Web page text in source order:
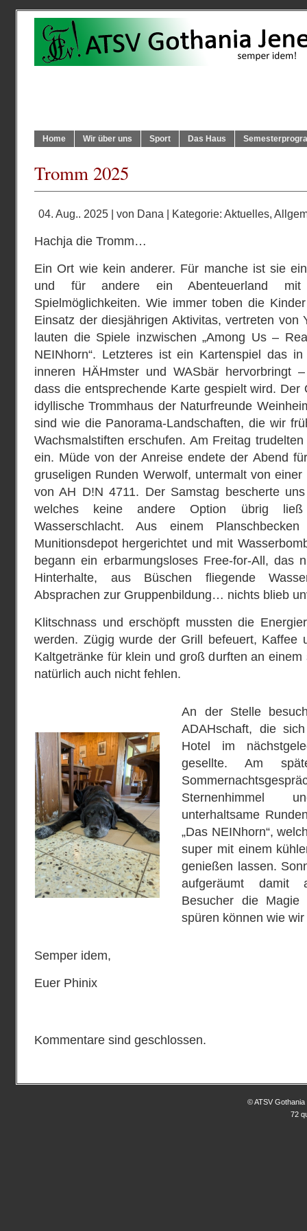
Home Wir über uns Sport Das Haus
Tromm 2025
04. Aug.. 2025 | von Dana | Kategorie: Aktuelles,
Hachja die Tromm…
Ein Ort wie kein anderer. Für manche ist sie
und für andere ein Abenteuerland mit
Spielmöglichkeiten. Wie immer toben die
Einsatz der diesjährigen Aktivitas, vertreten von
lauten die Spiele inzwischen „Among Us –
NEINhorn“. Letzteres ist ein Kartenspiel das
inneren HÄHmster und WASbär hervorbringt
dass die entsprechende Karte gespielt wird. Der
idyllische Trommhaus der Naturfreunde
sind wie die Panorama-Landschaften, die wir
Wachsmalstiften erschufen. Am Freitag
ein. Müde von der Anreise endete der Abend
gruseligen Runden Werwolf, untermalt von
von AH D!N 4711. Der Samstag bescherte
welches keine andere Option übrig
Wasserschlacht. Aus einem
Munitionsdepot hergerichtet und mit
begann ein erbarmungsloses Free-for-All, das
Hinterhalte, aus Büschen fliegende
Absprachen zur Gruppenbildung… nichts blieb
Klitschnass und erschöpft mussten die
werden. Zügig wurde der Grill befeuert, Kaffee
Kaltgetränke für klein und groß durften an
natürlich auch nicht fehlen.
An der Stelle
ADAHschaft, die
Hotel im
gesellte. Am
Sternenhimmel
unterhaltsame
„Das NEINhorn“,
super mit einem
genießen lassen.
aufgeräumt damit
Besucher die Magie
spüren können wie
Semper idem,
Euer Phinix
Kommentare sind geschlossen.
© ATSV
72